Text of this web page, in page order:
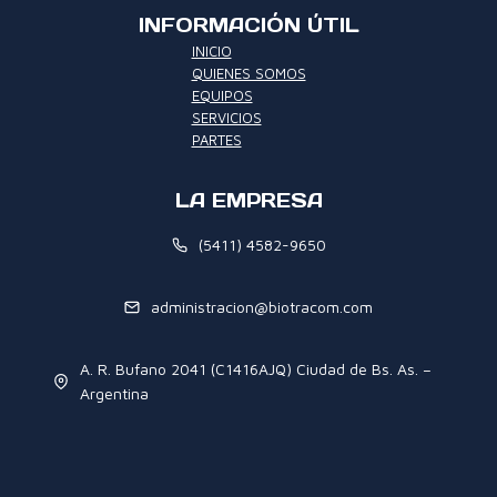
INFORMACIÓN ÚTIL
INICIO
QUIENES SOMOS
EQUIPOS
SERVICIOS
PARTES
LA EMPRESA
(5411) 4582-9650
administracion@biotracom.com
A. R. Bufano 2041 (C1416AJQ) Ciudad de Bs. As. –
Argentina